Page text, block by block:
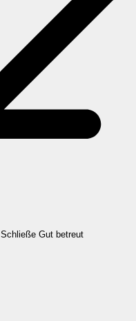
Schließe Gut betreut